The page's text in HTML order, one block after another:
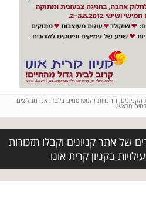
החנויות והמפרסמים בלבד. אנו ממליצים
מראש.
של אתר קניונים וקבלו תזכורות
בקניון קרית אונו